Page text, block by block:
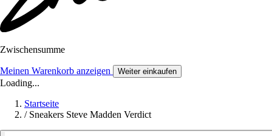
Zwischensumme
Meinen Warenkorb anzeigen Weiter einkaufen
Loading...
Startseite
/ Sneakers Steve Madden Verdict